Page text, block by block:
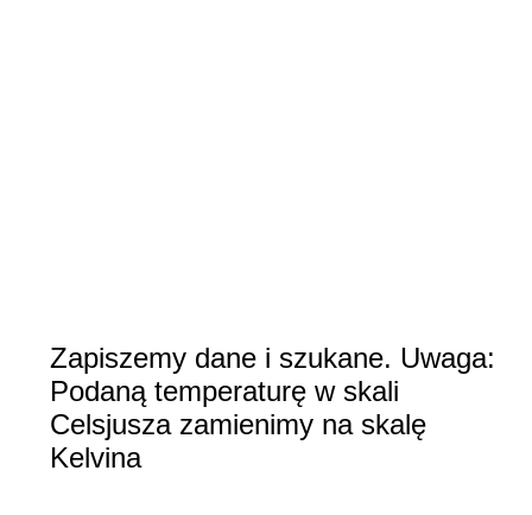
Zapiszemy dane i szukane. Uwaga:
Podaną temperaturę w skali
Celsjusza zamienimy na skalę
Kelvina